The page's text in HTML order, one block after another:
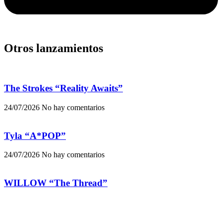
Otros lanzamientos
The Strokes “Reality Awaits”
24/07/2026 No hay comentarios
Tyla “A*POP”
24/07/2026 No hay comentarios
WILLOW “The Thread”